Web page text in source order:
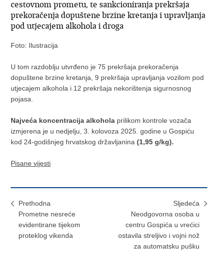
cestovnom prometu, te sankcioniranja prekršaja
prekoračenja dopuštene brzine kretanja i upravljanja
pod utjecajem alkohola i droga
Foto: Ilustracija
U tom razdoblju utvrđeno je 75 prekršaja prekoračenja
dopuštene brzine kretanja, 9 prekršaja upravljanja vozilom pod
utjecajem alkohola i 12 prekršaja nekorištenja sigurnosnog
pojasa.
Najveća koncentracija alkohola prilikom kontrole vozača
izmjerena je u nedjelju, 3. kolovoza 2025. godine u Gospiću
kod 24-godišnjeg hrvatskog državljanina(1,95 g/kg).
Pisane vijesti
Prethodna
Prometne nesreće
evidentirane tijekom
proteklog vikenda
Sljedeća
Neodgovorna osoba u
centru Gospića u vrećici
ostavila streljivo i vojni nož
za automatsku pušku